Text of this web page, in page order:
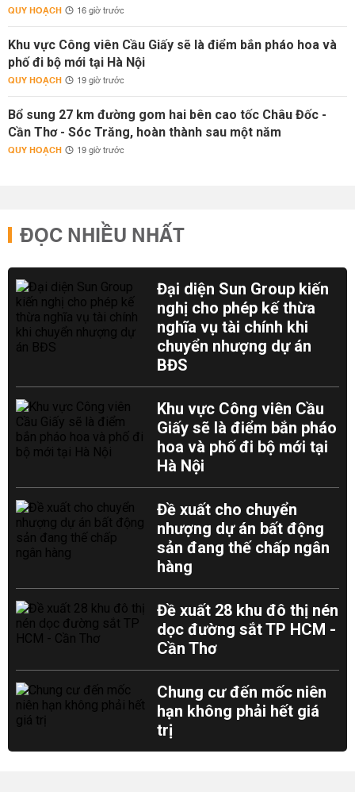
QUY HOẠCH 16 giờ trước
Khu vực Công viên Cầu Giấy sẽ là điểm bắn pháo hoa và
phố đi bộ mới tại Hà Nội
QUY HOẠCH 19 giờ trước
Bổ sung 27 km đường gom hai bên cao tốc Châu Đốc -
Cần Thơ - Sóc Trăng, hoàn thành sau một năm
QUY HOẠCH 19 giờ trước
ĐỌC NHIỀU NHẤT
Đại diện Sun Group kiến
nghị cho phép kế thừa
nghĩa vụ tài chính khi
chuyển nhượng dự án
BĐS
Khu vực Công viên Cầu
Giấy sẽ là điểm bắn pháo
hoa và phố đi bộ mới tại
Hà Nội
Đề xuất cho chuyển
nhượng dự án bất động
sản đang thế chấp ngân
hàng
Đề xuất 28 khu đô thị nén
dọc đường sắt TP HCM -
Cần Thơ
Chung cư đến mốc niên
hạn không phải hết giá
trị